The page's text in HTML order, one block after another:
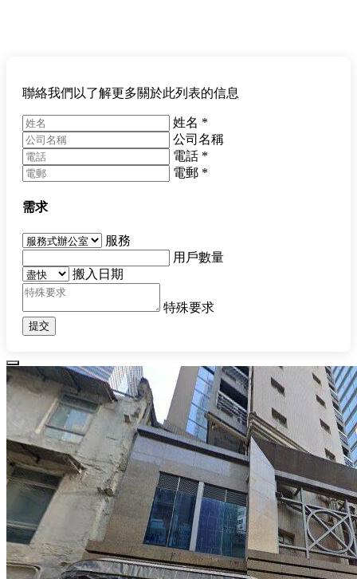
聯絡我們以了解更多關於此列表的信息
姓名 *
公司名稱
電話 *
電郵 *
需求
服務
用戶數量
搬入日期
特殊要求
提交